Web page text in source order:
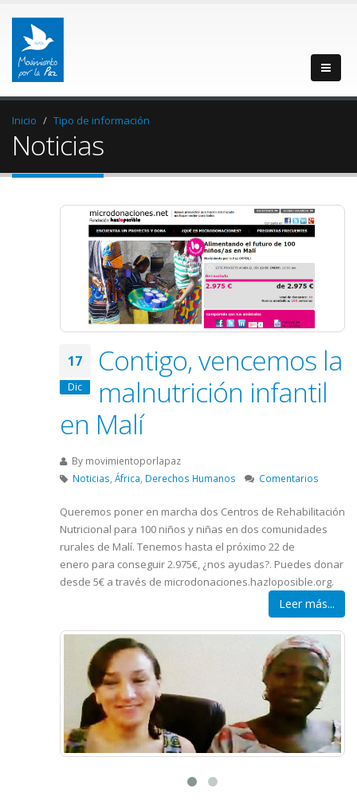
Inicio Tipo de información
Noticias
17
Dic
Contigo, vencemos la
malnutrición infantil
en Malí
By movimientoporlapaz
Noticias África Derechos Humanos Comentarios
Queremos poner en marcha dos Centros de Rehabilitación
Nutricional para 100 niños y niñas en dos comunidades
rurales de Malí. Tenemos hasta el próximo 22 de
enero para conseguir 2.975€, ¿nos ayudas?. Puedes donar
desde 5€ a través de microdonaciones.hazloposible.org.
Leer más...